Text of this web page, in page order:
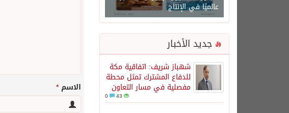
عالميًا في الإنتاج
جديد الأخبار
شهباز شريف: اتفاقية مكة
للدفاع المشترك تمثل محطة
مفصلية في مسار التعاون
43
الاسم*